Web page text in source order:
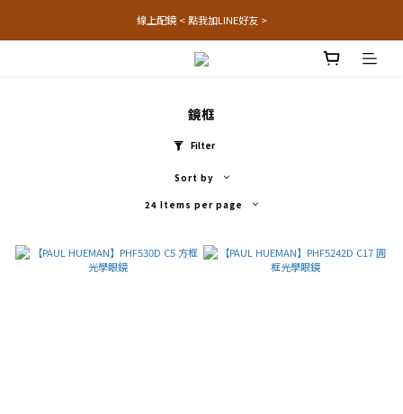
線上配鏡 < 點我加LINE好友 >
鏡框
Filter
Sort by
24 Items per page